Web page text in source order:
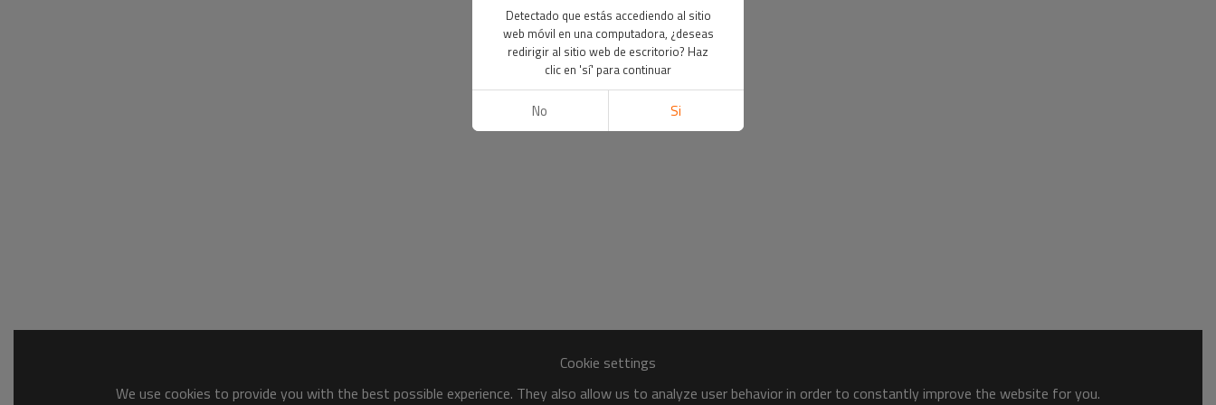
Cookie settings
We use cookies to provide you with the best possible experience. They also allow us to analyze user behavior in order to constantly improve the website for you.
Detectado que estás accediendo al sitio
web móvil en una computadora, ¿deseas
redirigir al sitio web de escritorio? Haz
clic en 'sí' para continuar
No Si